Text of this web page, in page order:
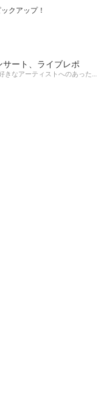
クアップ！
サート、ライブレポ
みんなの大好きなアーティストへのあったかぁ～い思いをツイッターレポートに保存！